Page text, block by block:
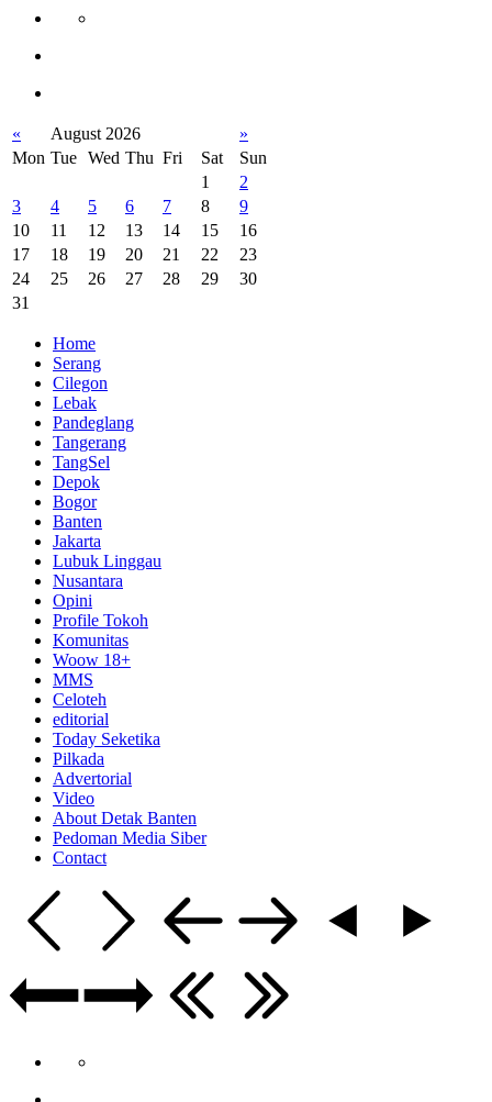
« August 2026
»
Mon Tue Wed Thu Fri Sat
Sun
1
2
3
4 5 6 7 8
9
10
11 12 13 14 15
16
17
18 19 20 21 22
23
24
25 26 27 28 29
30
31
Home
Serang
Cilegon
Lebak
Pandeglang
Tangerang
TangSel
Depok
Bogor
Banten
Jakarta
Lubuk Linggau
Nusantara
Opini
Profile Tokoh
Komunitas
Woow 18+
MMS
Celoteh
editorial
Today Seketika
Pilkada
Advertorial
Video
About Detak Banten
Pedoman Media Siber
Contact